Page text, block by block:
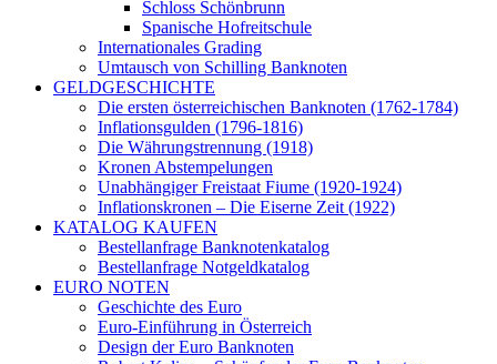
Schloss Schönbrunn
Spanische Hofreitschule
Internationales Grading
Umtausch von Schilling Banknoten
GELDGESCHICHTE
Die ersten österreichischen Banknoten (1762-1784)
Inflationsgulden (1796-1816)
Die Währungstrennung (1918)
Kronen Abstempelungen
Unabhängiger Freistaat Fiume (1920-1924)
Inflationskronen – Die Eiserne Zeit (1922)
KATALOG KAUFEN
Bestellanfrage Banknotenkatalog
Bestellanfrage Notgeldkatalog
EURO NOTEN
Geschichte des Euro
Euro-Einführung in Österreich
Design der Euro Banknoten